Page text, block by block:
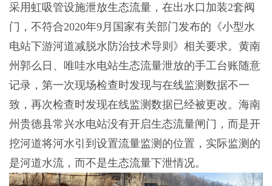
采用虹吸管设施泄放生态流量，在出水口加装2套阀
门，不符合2020年9月国家有关部门发布的《小型水
电站下游河道减脱水防治技术导则》相关要求。黄南
州郭么日、唯哇水电站生态流量泄放的手工台账随意
记录，第一次现场检查时发现与在线监测数据不一
致，再次检查时发现在线监测数据已经被更改。海南
州贵德县常兴水电站没有开启生态流量闸门，而是开
挖河道将河水引到设置流量监测的位置，实际监测的
是河道水流，而不是生态流量下泄情况。